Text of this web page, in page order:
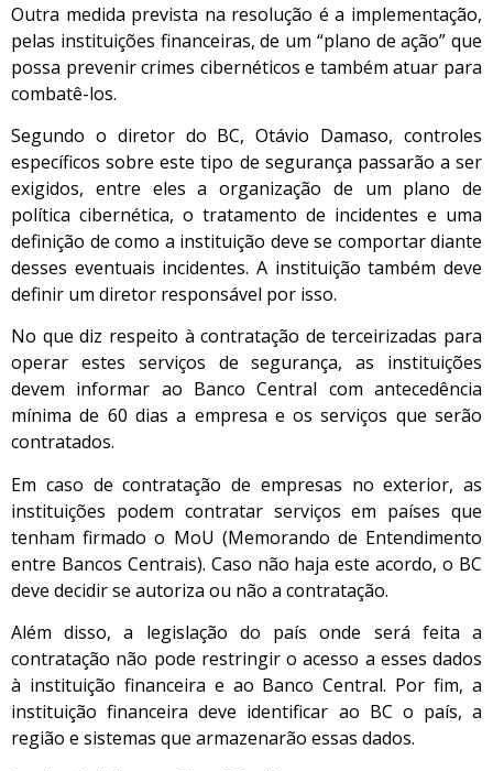
Outra medida prevista na resolução é a implementação,
pelas instituições financeiras, de um “plano de ação” que
possa prevenir crimes cibernéticos e também atuar para
combatê-los.
Segundo o diretor do BC, Otávio Damaso, controles
específicos sobre este tipo de segurança passarão a ser
exigidos, entre eles a organização de um plano de
política cibernética, o tratamento de incidentes e uma
definição de como a instituição deve se comportar diante
desses eventuais incidentes. A instituição também deve
definir um diretor responsável por isso.
No que diz respeito à contratação de terceirizadas para
operar estes serviços de segurança, as instituições
devem informar ao Banco Central com antecedência
mínima de 60 dias a empresa e os serviços que serão
contratados.
Em caso de contratação de empresas no exterior, as
instituições podem contratar serviços em países que
tenham firmado o MoU (Memorando de Entendimento
entre Bancos Centrais). Caso não haja este acordo, o BC
deve decidir se autoriza ou não a contratação.
Além disso, a legislação do país onde será feita a
contratação não pode restringir o acesso a esses dados
à instituição financeira e ao Banco Central. Por fim, a
instituição financeira deve identificar ao BC o país, a
região e sistemas que armazenarão essas dados.